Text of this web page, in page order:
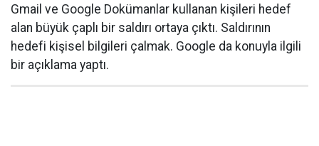
Gmail ve Google Dokümanlar kullanan kişileri hedef
alan büyük çaplı bir saldırı ortaya çıktı. Saldırının
hedefi kişisel bilgileri çalmak. Google da konuyla ilgili
bir açıklama yaptı.